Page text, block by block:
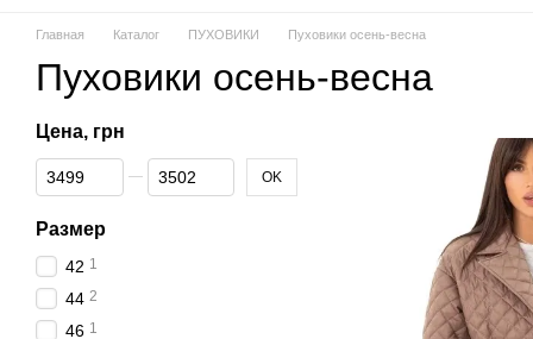
Главная Каталог ПУХОВИКИ Пуховики осень-весна
Пуховики осень-весна
Цена, грн
От Цена, грн
До Цена, грн OK
Размер
42 1
44 2
46 1